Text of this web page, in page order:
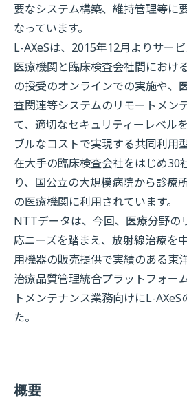
要なシステム構築、維持管理等に
なっています。
L-AXeSは、2015年12月よりサー
医療機関と臨床検査会社間におけ
の授受のオンラインでの実施や、
査関連等システムのリモートメン
て、適切なセキュリティーレベル
ブルなコストで実現する共同利用
在大手の臨床検査会社をはじめ30
り、国公立の大規模病院から診療
の医療機関に利用されています。
NTTデータは、今回、医療分野の
応ニーズを踏まえ、放射線治療を
用機器の販売提供で実績のある東
治療品質管理統合プラットフォー
トメンテナンス業務向けにL-
た。
概要